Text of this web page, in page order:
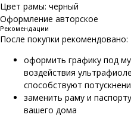
Цвет рамы: черный
Оформление авторское
Рекомендации
После покупки рекомендовано:
оформить графику под
воздействия
способствуют
заменить раму и
вашего дома